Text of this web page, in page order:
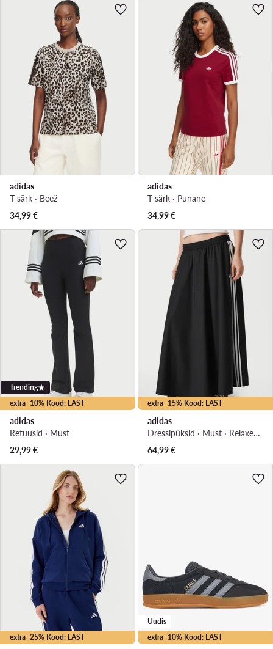
adidas
T-särk · Beež
34,99€
adidas
T-särk · Punane
34,99€
extra -10% Kood: LAST
Trending
adidas
Retuusid · Must
29,99€
extra -15% Kood: LAST
adidas
Dressipüksid · Must · Relaxed Fit
64,99€
extra -25% Kood: LAST extra -10% Kood: LAST
Uudis